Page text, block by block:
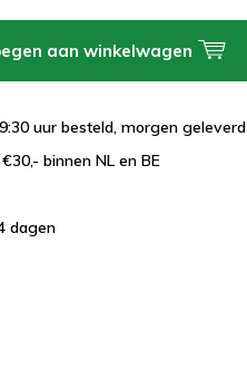
aan winkelwagen
uur besteld, morgen geleverd
binnen NL en BE
dagen